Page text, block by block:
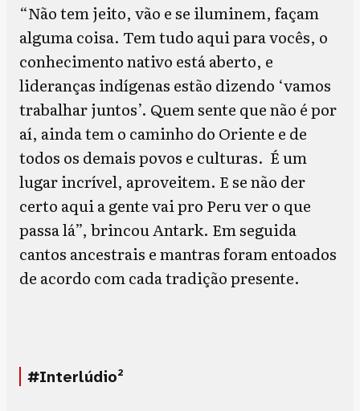
“Não tem jeito, vão e se iluminem, façam
alguma coisa. Tem tudo aqui para vocês, o
conhecimento nativo está aberto, e
lideranças indígenas estão dizendo ‘vamos
trabalhar juntos’. Quem sente que não é por
aí, ainda tem o caminho do Oriente e de
todos os demais povos e culturas. É um
lugar incrível, aproveitem. E se não der
certo aqui a gente vai pro Peru ver o que
passa lá”, brincou Antark. Em seguida
cantos ancestrais e mantras foram entoados
de acordo com cada tradição presente.
#Interlúdio²